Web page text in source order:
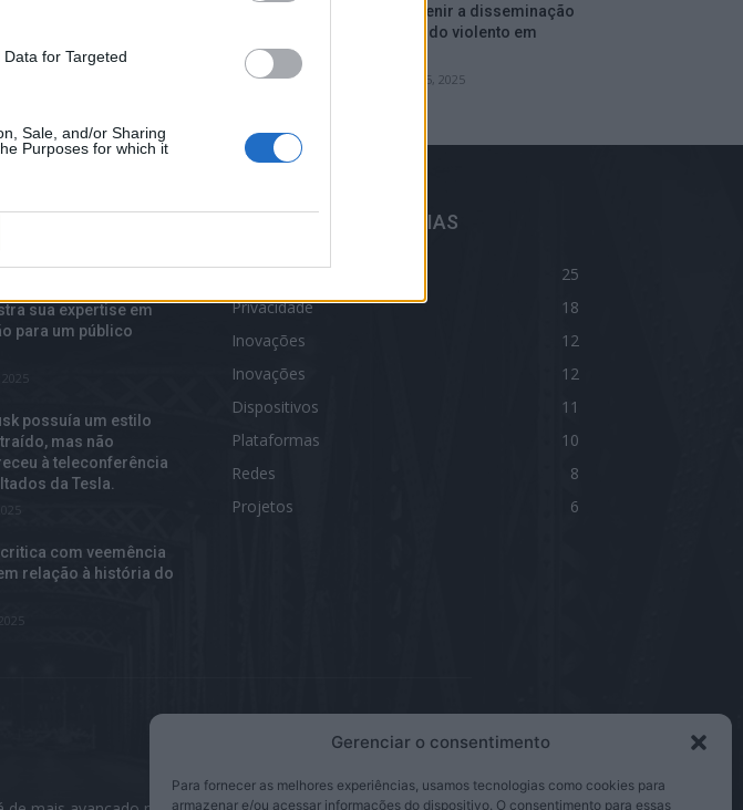
for Targeted
Sale, and/or Sharing
Purposes for which it
Gerenciar o consentimento
Para fornecer as melhores experiências, usamos tecnologias como cookies para
armazenar e/ou acessar informações do dispositivo. O consentimento para essas
para prevenir a disseminação
de conteúdo violento em
setembro 15, 2025
do novo
sua expertise em
para um público
possuía um estilo
mas não
à teleconferência
da Tesla.
com veemência
relação à história do
MELHORES CATEGORIAS
Blog
25
Privacidade
18
Inovações
12
Inovações
12
Dispositivos
11
Plataformas
10
Redes
8
Projetos
6